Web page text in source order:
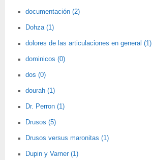
documentación (2)
Dohza (1)
dolores de las articulaciones en general (1)
dominicos (0)
dos (0)
dourah (1)
Dr. Perron (1)
Drusos (5)
Drusos versus maronitas (1)
Dupin y Varner (1)